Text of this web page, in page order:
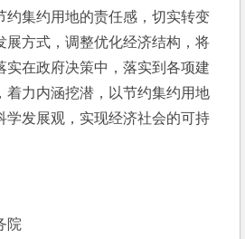
约集约用地的责任感，切实转变
展方式，调整优化经济结构，将
实在政府决策中，落实到各项建
着力内涵挖潜，以节约集约用地
学发展观，实现经济社会的可持